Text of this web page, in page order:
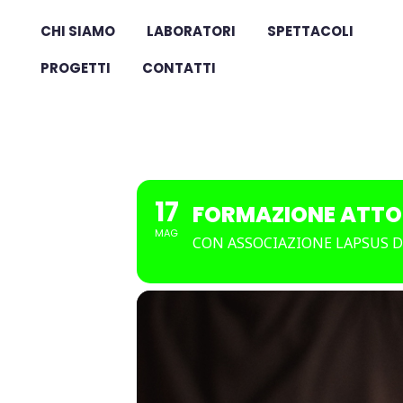
CHI SIAMO LABORATORI
SPETTACOLI
PROGETTI
CONTATTI
17
MAG
FORMAZIONE
CON ASSOCIAZIONE LAPSUS